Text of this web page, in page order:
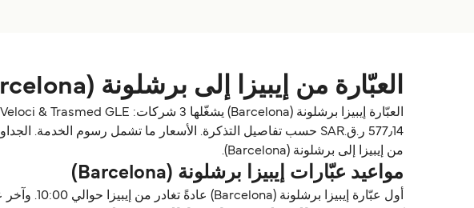
العبّارة من إيبيزا إلى برشلونة (Barcelona)
من إيبيزا إلى برشلونة (Barcelona).
مواعيد عبّارات إيبيزا برشلونة (Barcelona)
أول عبّارة إيبيزا برشلونة (Barcelona) عادةً تغادر من إيبيزا حوالي 10:00. وآخر عبّارة تغادر عادةً 22:00.